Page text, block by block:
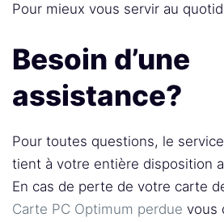
Pour mieux vous servir au
Besoin d’une
assistance?
Pour toutes questions, le
tient à votre entière disposition
En cas de perte de votre carte
Carte PC Optimum perdue vous